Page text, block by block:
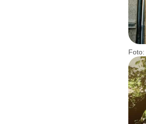
Foto: